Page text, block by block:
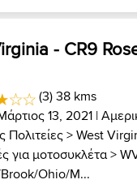
- CR9
(3) 38 kms
13, 2021 |
>West
για μοτοσυκλέτα>
Ohio/M...